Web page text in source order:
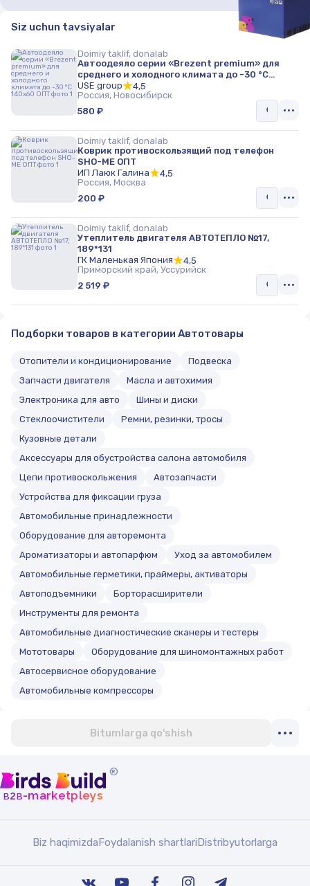
Siz uchun tavsiyalar
Doimiy taklif, donalab
Автоодеяло серии «Brezent premium» для
среднего и холодного климата до -30 °C
140х60 ОПТ
USE group
4,5
Россия, Новосибирск
580 ₽
Doimiy taklif, donalab
Коврик противоскользящий под телефон
SHO-ME ОПТ
ИП Лаюк Галина
4,5
Россия, Москва
200 ₽
Doimiy taklif, donalab
Утеплитель двигателя АВТОТЕПЛО №17,
189*131
ГК Маленькая Япония
4,5
Приморский край, Уссурийск
2 519 ₽
Подборки товаров в категории Автотовары
Отопители и кондиционирование
Подвеска
Запчасти двигателя
Масла и автохимия
Электроника для авто
Шины и диски
Стеклоочистители
Ремни, резинки, тросы
Кузовные детали
Аксессуары для обустройства салона автомобиля
Цепи противоскольжения
Автозапчасти
Устройства для фиксации груза
Автомобильные принадлежности
Оборудование для авторемонта
Ароматизаторы и автопарфюм
Уход за автомобилем
Автомобильные герметики, праймеры, активаторы
Автоподъемники
Борторасширители
Инструменты для ремонта
Автомобильные диагностические сканеры и тестеры
Мототовары
Оборудование для шиномонтажных работ
Автосервисное оборудование
Автомобильные компрессоры
Bitumlarga qo'shish
®
b2b-marketpleys
Biz haqimizdaFoydalanish shartlariDistribyutorlarga